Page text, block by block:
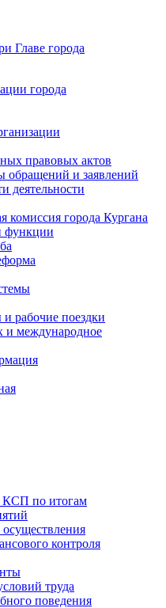
Главе города
города
правовых актов
обращений и заявлений
деятельности
комиссия города Кургана
функции
рабочие поездки
и международное
КСП по итогам
контроля
труда
поведения